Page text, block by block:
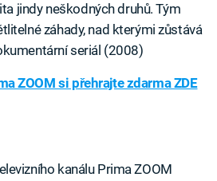
jindy neškodných druhů. Tým
záhady, nad kterými zůstává
seriál (2008)
ZOOM si přehrajte zdarma ZDE
kanálu Prima ZOOM